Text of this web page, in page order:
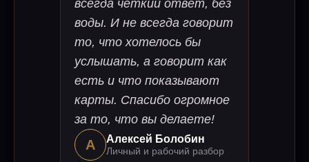
всегда чёткий ответ, без
воды. И не всегда говорит
то, что хотелось бы
услышать, а говорит как
есть и что показывают
карты. Спасибо огромное
за то, что вы делаете!
А Алексей Болобин
Личный и рабочий разбор